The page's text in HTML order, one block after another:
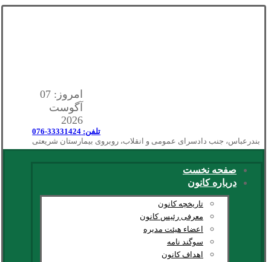
امروز: 07
آگوست
2026
تلفن: 33331424-076
بندرعباس، جنب دادسرای عمومی و انقلاب، روبروی بیمارستان شریعتی
صفحه نخست
درباره کانون
تاریخچه کانون
معرفی رئیس کانون
اعضاء هیئت مدیره
سوگند نامه
اهداف کانون